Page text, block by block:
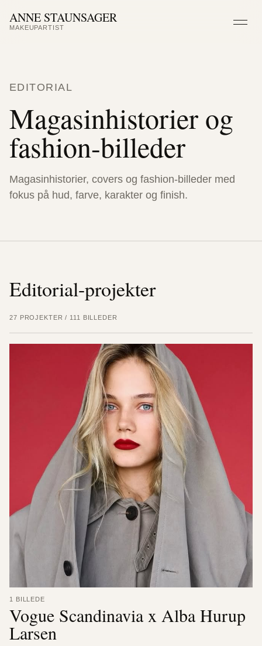
ANNE STAUNSAGER
MAKEUPARTIST
EDITORIAL
Magasinhistorier og
fashion-billeder
Magasinhistorier, covers og fashion-billeder med
fokus på hud, farve, karakter og finish.
Editorial-projekter
27 PROJEKTER / 111 BILLEDER
1 BILLEDE
Vogue Scandinavia x Alba Hurup
Larsen